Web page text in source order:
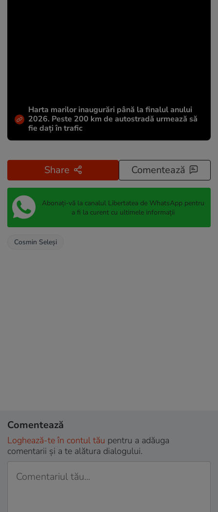
Harta marilor inaugurări până la finalul anului
2026. Peste 200 km de autostradă urmează să
fie dați în trafic
Share Comentează
Abonați-vă la canalul Libertatea de WhatsApp pentru
a fi la curent cu ultimele informații
Cosmin Seleşi
Comentează
Loghează-te în contul tău pentru a adăuga
comentarii și a te alătura dialogului.